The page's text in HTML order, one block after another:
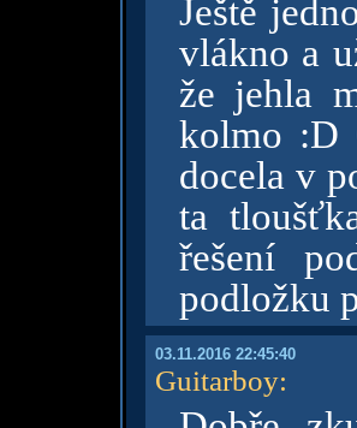
Ještě
vlákno a
že jehla
kolmo :D
docela v
ta
řešení
podložku
03.11.2016 22:45:40
Guitarboy: